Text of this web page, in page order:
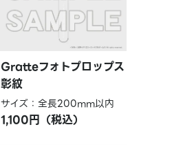
Gratteフォトプロップス
彰紋
サイズ：全長200mm以内
1,100円（税込）